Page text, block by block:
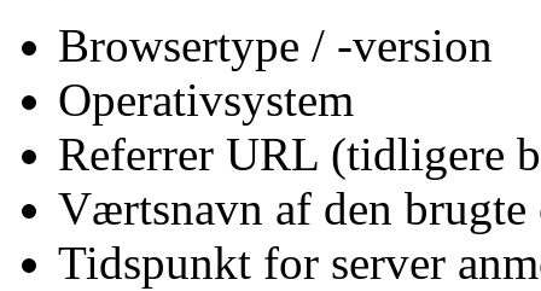
Browsertype / -version
Operativsystem
Referrer URL (tidligere
Værtsnavn af den brugte
Tidspunkt for server